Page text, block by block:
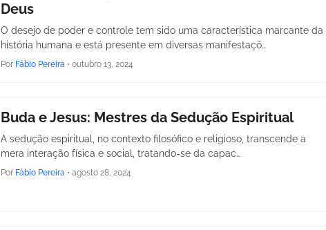
Deus
O desejo de poder e controle tem sido uma característica marcante da
história humana e está presente em diversas manifestaçõ…
Por Fábio Pereira • outubro 13, 2024
Buda e Jesus: Mestres da Sedução Espiritual
A sedução espiritual, no contexto filosófico e religioso, transcende a
mera interação física e social, tratando-se da capac…
Por Fábio Pereira • agosto 28, 2024